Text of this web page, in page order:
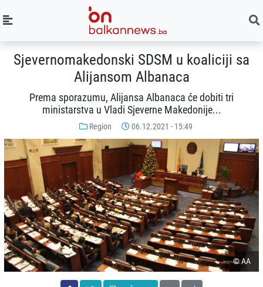
Sjevernomakedonski SDSM u koaliciji sa
Alijansom Albanaca
Prema sporazumu, Alijansa Albanaca će dobiti tri
ministarstva u Vladi Sjeverne Makedonije...
Region 06.12.2021 - 15:49
© AA